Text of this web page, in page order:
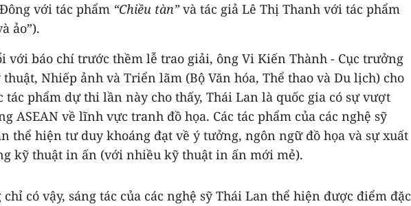
với tác phẩm “Chiều tàn”và tác giả Lê Thị Thanh với tác phẩm
ảo”).
với báo chí trước thềm lễ trao giải, ông Vi Kiến Thành - Cục trưởng
thuật, Nhiếp ảnh và Triển lãm (Bộ Văn hóa, Thể thao và Du lịch) cho
tác phẩm dự thi lần này cho thấy, Thái Lan là quốc gia có sự vượt
ASEAN về lĩnh vực tranh đồ họa. Các tác phẩm của các nghệ sỹ
thể hiện tư duy khoáng đạt về ý tưởng, ngôn ngữ đồ họa và sự xuất
kỹ thuật in ấn (với nhiều kỹ thuật in ấn mới mẻ).
chỉ có vậy, sáng tác của các nghệ sỹ Thái Lan thể hiện được điểm đặc